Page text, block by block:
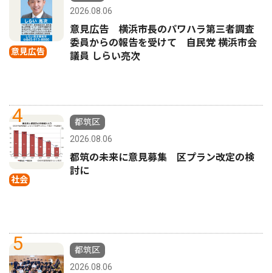
意見広告
2026.08.06
意見広告 横浜市長のパワハラ第三者調査
委員からの報告を受けて 自民党 横浜市会
議員 しらい亮次
4
社会
都筑区
2026.08.06
都筑の未来に意見募集 区プラン改定の検
討に
5
都筑区
2026.08.06